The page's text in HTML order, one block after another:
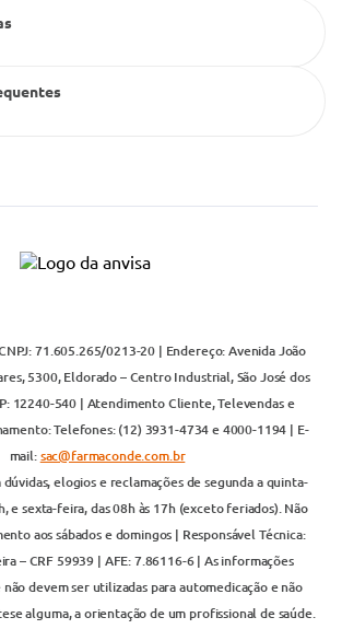
71.605.265/0213-20 | Endereço: Avenida João
5300, Eldorado – Centro Industrial, São José dos
12240-540 | Atendimento Cliente, Televendas e
Telefones: (12) 3931-4734 e 4000-1194 | E-
mail:sac@farmaconde.com.br
elogios e reclamações de segunda a quinta-
e sexta-feira, das 08h às 17h (exceto feriados). Não
aos sábados e domingos | Responsável Técnica:
– CRF 59939 | AFE: 7.86116-6 | As informações
devem ser utilizadas para automedicação e não
alguma, a orientação de um profissional de saúde.